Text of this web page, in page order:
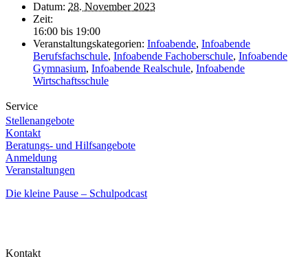
Datum: 28. November 2023
Zeit:
16:00 bis 19:00
Veranstaltungskategorien: Infoabende, Infoabende
Berufsfachschule, Infoabende Fachoberschule, Infoabende
Gymnasium, Infoabende Realschule, Infoabende
Wirtschaftsschule
Service
Stellenangebote
Kontakt
Beratungs- und Hilfsangebote
Anmeldung
Veranstaltungen
Die kleine Pause – Schulpodcast
Kontakt